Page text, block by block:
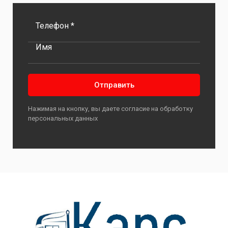
Телефон *
Имя
Отправить
Нажимая на кнопку, вы даете согласие на обработку
персональных данных